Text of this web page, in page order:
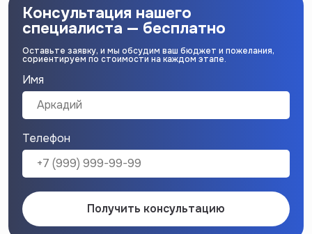
Консультация нашего
специалиста — бесплатно
Оставьте заявку, и мы обсудим ваш бюджет и пожелания,
сориентируем по стоимости на каждом этапе.
Имя
Телефон
Получить консультацию